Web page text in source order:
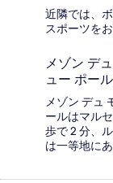
近隣では、
スポーツを
メゾン デ
ュー ポー
メゾン デュ
ールはマル
歩で 2 分、
は一等地に